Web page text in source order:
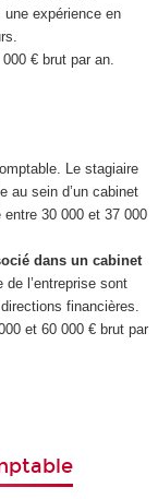
expérience en
€ brut par an.
Le stagiaire
au sein d’un cabinet
entre 30 000 et 37 000
dans un cabinet
l’entreprise sont
financières.
et 60 000 € brut par